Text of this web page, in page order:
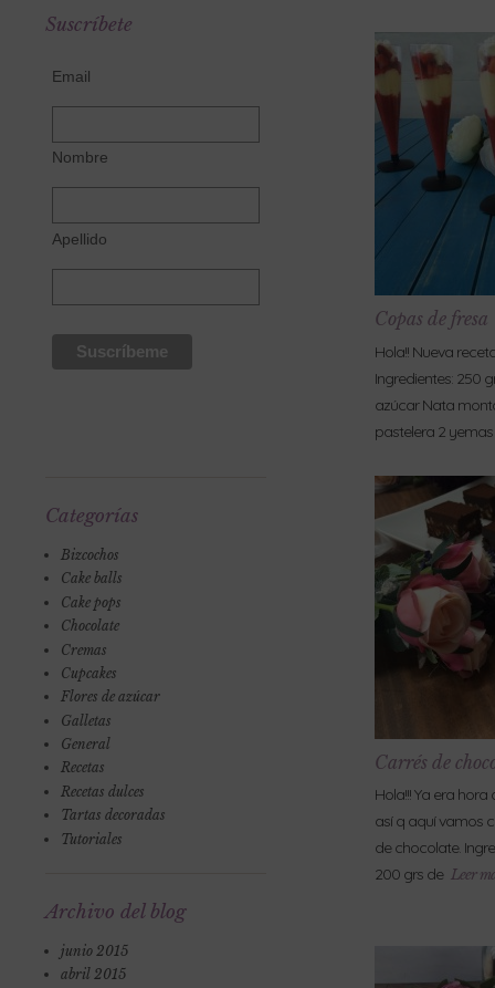
Suscríbete
Email
Nombre
Apellido
Categorías
Bizcochos
Cake balls
Cake pops
Chocolate
Cremas
Cupcakes
Flores de azúcar
Galletas
General
Recetas
Recetas dulces
Tartas decoradas
Tutoriales
Archivo del blog
junio 2015
abril 2015
Copas de fresa
Hola!! Nueva
Ingredientes: 250
azúcar Nata
pastelera 2
Carrés de
Hola!!! Ya era
así q aquí vamos
de chocolate.
200 grs de Leer